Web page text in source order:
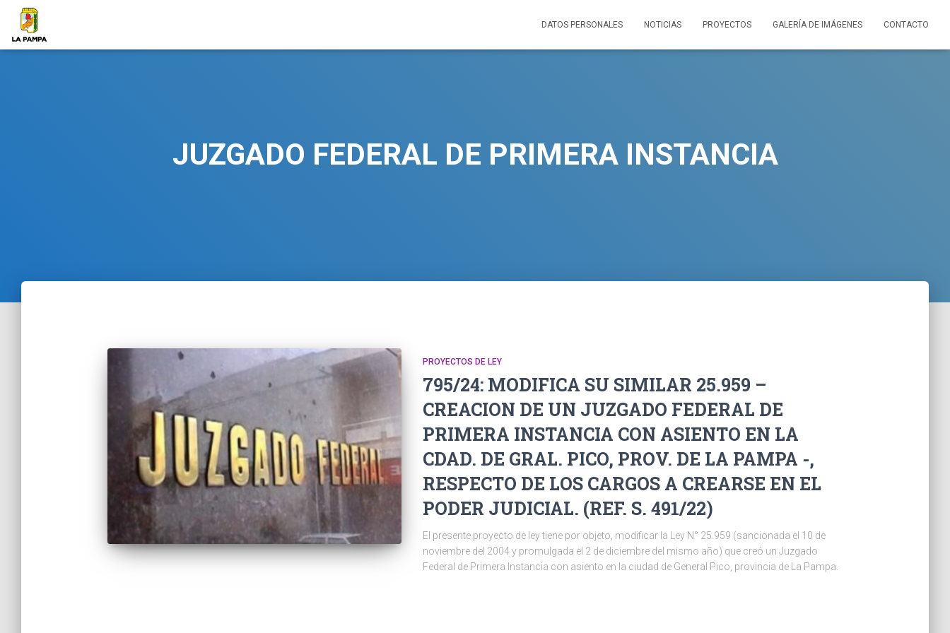
DATOS PERSONALES NOTICIAS PROYECTOS GALERÍA DE IMÁGENES CONTACTO
JUZGADO FEDERAL DE PRIMERA INSTANCIA
PROYECTOS DE LEY
795/24: MODIFICA SU SIMILAR 25.959 –
CREACION DE UN JUZGADO FEDERAL DE
PRIMERA INSTANCIA CON ASIENTO EN LA
CDAD. DE GRAL. PICO, PROV. DE LA PAMPA -,
RESPECTO DE LOS CARGOS A CREARSE EN EL
PODER JUDICIAL. (REF. S. 491/22)
El presente proyecto de ley tiene por objeto, modificar la Ley N° 25.959 (sancionada el 10 de
noviembre del 2004 y promulgada el 2 de diciembre del mismo año) que creó un Juzgado
Federal de Primera Instancia con asiento en la ciudad de General Pico, provincia de La Pampa.